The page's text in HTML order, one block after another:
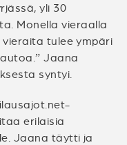
yli 30
Monella vieraalla
tulee ympäri
Jaana
syntyi.
erilaisia
Jaana täytti ja